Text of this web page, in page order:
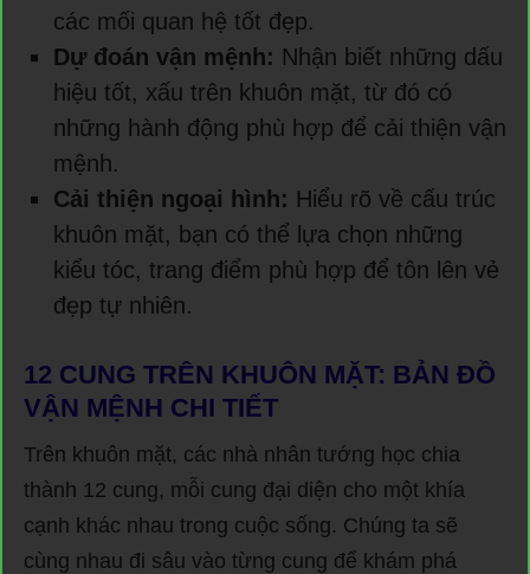
các mối quan hệ tốt đẹp.
Dự đoán vận mệnh: Nhận biết những dấu
hiệu tốt, xấu trên khuôn mặt, từ đó có
những hành động phù hợp để cải thiện vận
mệnh.
Cải thiện ngoại hình: Hiểu rõ về cấu trúc
khuôn mặt, bạn có thể lựa chọn những
kiểu tóc, trang điểm phù hợp để tôn lên vẻ
đẹp tự nhiên.
12 CUNG TRÊN KHUÔN MẶT: BẢN ĐỒ
VẬN MỆNH CHI TIẾT
Trên khuôn mặt, các nhà nhân tướng học chia
thành 12 cung, mỗi cung đại diện cho một khía
cạnh khác nhau trong cuộc sống. Chúng ta sẽ
cùng nhau đi sâu vào từng cung để khám phá